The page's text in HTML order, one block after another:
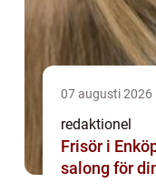
07 augusti 2026
redaktionel
Frisör i
salong för